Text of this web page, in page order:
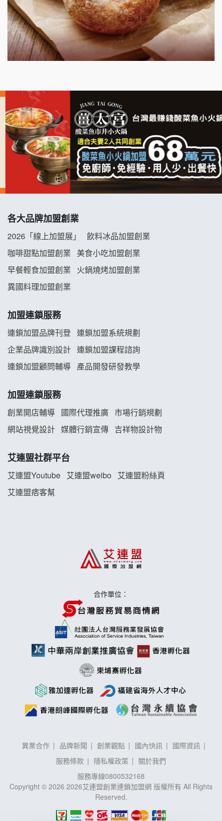
明石章魚燒加盟說明會
出櫃加盟說明會
千香漢堡加盟說明會
拉亞漢堡加盟說明會
杜芳子古味茶鋪加盟說明會
優握握×酸奶大獅加盟說明會
冬城門加盟說明會
阿性情趣無人販售所加盟明會
龍涎居好湯加盟說明會
舒油頭加盟說明會
韓金量加盟說明會
義氣豐發雞加盟說明會
Mr.Wish加盟說明會
雞咕雞咕加盟說明會
TEA TOP加盟說明會
珍好味臭臭鍋加盟說明會
藍象廷泰式火鍋加盟說明會
莫尼早餐Morni加盟說明會
各大品牌加盟創業
2026「線上加盟展」
飲料冰品加盟創業
咖啡甜點加盟創業
美食小吃加盟創業
早餐輕食加盟創業
火鍋燒烤加盟創業
異國料理加盟創業
加盟連鎖服務
連鎖加盟品牌刊登 連鎖加盟系統規劃
企業品牌識別設計 連鎖加盟課程諮詢
連鎖加盟顧問輔導 產品開發研發教學
加盟連鎖服務
創業開店輔導 國際代理推廣 市場行銷規劃
網站視覺設計 媒體行銷宣傳 吉祥物設計物
艾連盟社群平台
艾連盟Youtube 艾連盟weibo
艾連盟粉絲頁
艾連盟痞客幫
合作單位：
異業合作 品牌新聞 創業觀點 國內快訊
國際資訊
服務條款
隱私權政策
關於我們
服務專線0800532168
Copyright © 2026 2026艾連盟創業連鎖加盟網 版權所有 All Rights
Reserved.